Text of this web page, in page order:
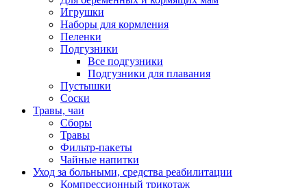
Игрушки
Наборы для кормления
Пеленки
Подгузники
Все подгузники
Подгузники для плавания
Пустышки
Соски
Травы, чаи
Сборы
Травы
Фильтр-пакеты
Чайные напитки
Уход за больными, средства реабилитации
Компрессионный трикотаж